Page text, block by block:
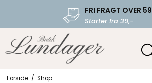
FRI FRAGT OVER
Starter fra 39,-
Forside / Shop